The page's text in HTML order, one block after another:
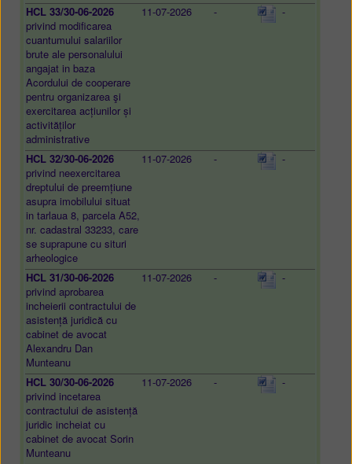
HCL 33/30-06-2026
privind modificarea
cuantumului salariilor
brute ale personalului
angajat in baza
Acordului de cooperare
pentru organizarea şi
exercitarea acțiunilor și
activităților
administrative
11-07-2026 - -
HCL 32/30-06-2026
privind neexercitarea
dreptului de preemțiune
asupra imobilului situat
in tarlaua 8, parcela A52,
nr. cadastral 33233, care
se suprapune cu situri
arheologice
11-07-2026 - -
HCL 31/30-06-2026
privind aprobarea
incheierii contractului de
asistență juridică cu
cabinet de avocat
Alexandru Dan
Munteanu
11-07-2026 - -
HCL 30/30-06-2026
privind incetarea
contractului de asistență
juridic incheiat cu
cabinet de avocat Sorin
Munteanu
11-07-2026 - -